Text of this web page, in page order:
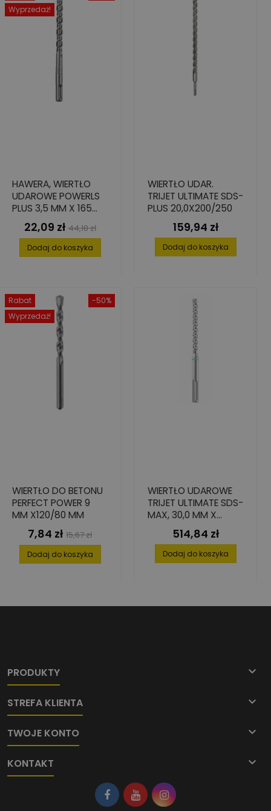
Wyprzedaż!
HAWERA, WIERTŁO
UDAROWE POWERLS
PLUS 3,5 MM X 165
MMCena
22,09 zł Cena
podstawowa
44,18 zł
Dodaj do koszyka
WIERTŁO UDAR.
TRIJET ULTIMATE SDS-
PLUS 20,0X200/250
Cena
159,94 zł
Dodaj do koszyka
-50%
Rabat
Wyprzedaż!
WIERTŁO DO BETONU
PERFECT POWER 9
MM X120/80 MM
Cena
7,84 zł Cena
podstawowa
15,67 zł
Dodaj do koszyka
WIERTŁO UDAROWE
TRIJET ULTIMATE SDS-
MAX, 30,0 MM X
600/720 MM
Cena
514,84 zł
Dodaj do koszyka
PRODUKTY 
STREFA KLIENTA 
TWOJE KONTO 
KONTAKT 